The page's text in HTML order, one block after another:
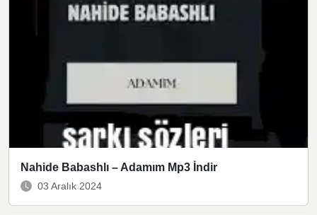
Nahide Babashlı – Adamım Mp3 İndir
03 Aralık 2024